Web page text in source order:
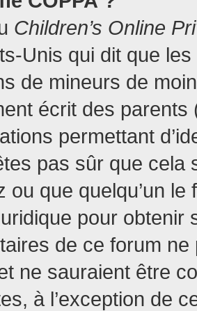
Children’s Online
Unis qui dit que
de mineurs de
écrit des parents
permettant
pas sûr que
ou que quelqu’un
pour obtenir
de ce forum
ne sauraient être
à l’exception de